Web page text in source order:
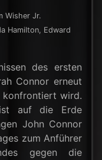
Wisher Jr.
Hamilton, Edward
des ersten
Connor erneut
konfrontiert wird.
auf die Erde
John Connor
zum Anführer
gegen die